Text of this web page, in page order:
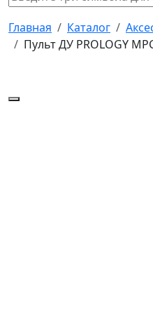
Главная Каталог
Пульт ДУ PROLOGY